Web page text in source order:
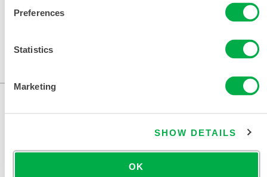
Preferences
Statistics
Marketing
SHOW DETAILS
OK